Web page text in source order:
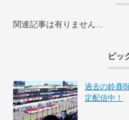
関連記事は有りません...
ピッ
過去の鈴鹿
定配信中！